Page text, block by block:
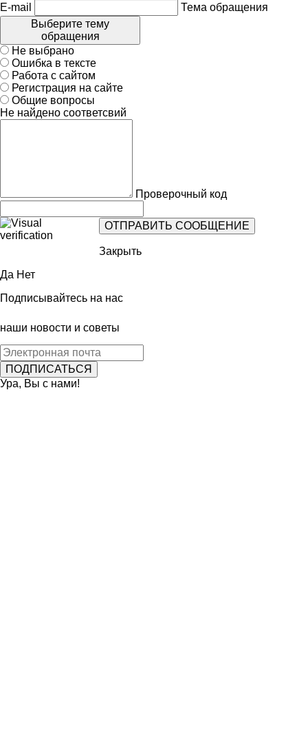
E-mail
Тема обращения
Выберите тему
обращения
Не выбрано
Ошибка в тексте
Работа с сайтом
Регистрация на сайте
Общие вопросы
Не найдено соответсвий
Проверочный код
Закрыть
Да Нет
Подписывайтесь на нас
наши новости и советы
Ура, Вы с нами!